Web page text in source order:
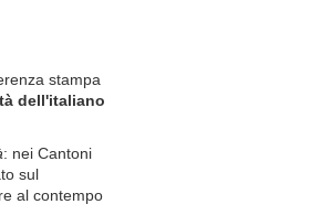
stampa
dell'italiano
: nei Cantoni
sul
al contempo